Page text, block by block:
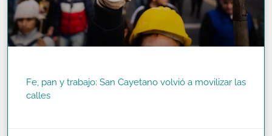
Fe, pan y trabajo: San Cayetano volvió a movilizar las
calles